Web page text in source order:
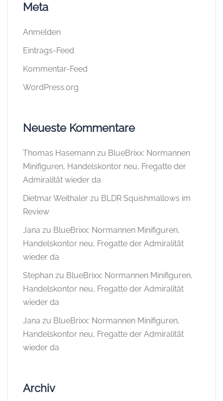
Meta
Anmelden
Eintrags-Feed
Kommentar-Feed
WordPress.org
Neueste Kommentare
Thomas Hasemann zu BlueBrixx: Normannen
Minifiguren, Handelskontor neu, Fregatte der
Admiralität wieder da
Dietmar Weithaler zu BLDR Squishmallows im
Review
Jana zu BlueBrixx: Normannen Minifiguren,
Handelskontor neu, Fregatte der Admiralität
wieder da
Stephan zu BlueBrixx: Normannen Minifiguren,
Handelskontor neu, Fregatte der Admiralität
wieder da
Jana zu BlueBrixx: Normannen Minifiguren,
Handelskontor neu, Fregatte der Admiralität
wieder da
Archiv